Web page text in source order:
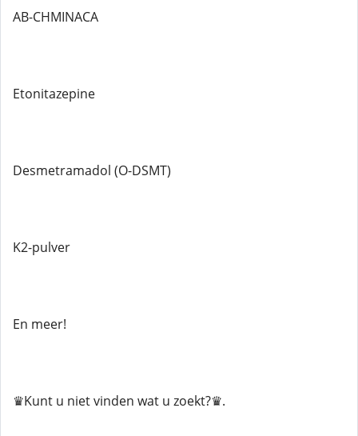
AB-CHMINACA
Etonitazepine
Desmetramadol (O-DSMT)
K2-pulver
En meer!
♛Kunt u niet vinden wat u zoekt?♛.